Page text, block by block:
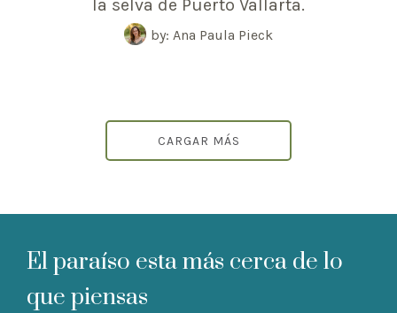
la selva de Puerto Vallarta.
by: Ana Paula Pieck
CARGAR MÁS
El paraíso esta más cerca de lo
que piensas